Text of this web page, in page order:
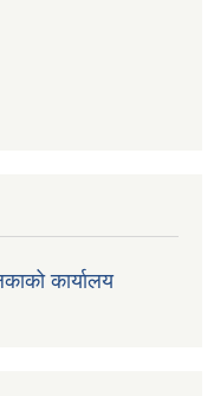
कार्यालय